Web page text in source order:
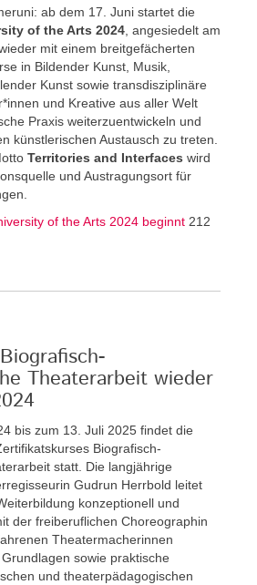
ab dem 17. Juni startet die
of the Arts 2024 , angesiedelt am
mit einem breitgefächerten
in Bildender Kunst, Musik,
Kunst sowie transdisziplinäre
und Kreative aus aller Welt
Praxis weiterzuentwickeln und
künstlerischen Austausch zu treten.
Territories and Interfaces wird
und Austragungsort für
of the Arts 2024 beginnt 212
Theaterarbeit wieder
bis zum 13. Juli 2025 findet die
Biografisch-
statt. Die langjährige
Gudrun Herrbold leitet
konzeptionell und
der freiberuflichen Choreographin
Theatermacherinnen
sowie praktische
und theaterpädagogischen